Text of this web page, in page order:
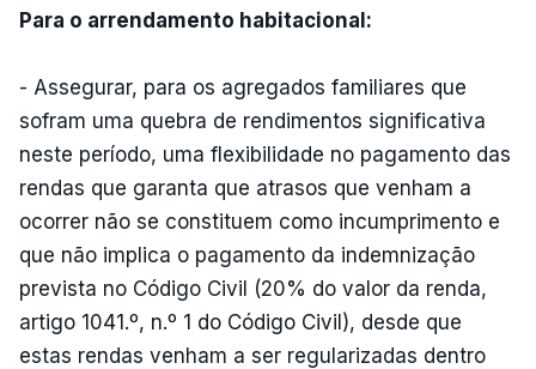
Para o arrendamento habitacional:
- Assegurar, para os agregados familiares que
sofram uma quebra de rendimentos significativa
neste período, uma flexibilidade no pagamento das
rendas que garanta que atrasos que venham a
ocorrer não se constituem como incumprimento e
que não implica o pagamento da indemnização
prevista no Código Civil (20% do valor da renda,
artigo 1041.º, n.º 1 do Código Civil), desde que
estas rendas venham a ser regularizadas dentro